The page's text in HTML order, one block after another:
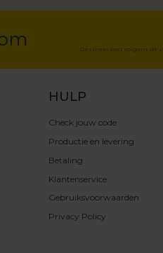
Gesprekskost volgens de
HULP
Check jouw code
Productie en levering
Betaling
Klantenservice
Gebruiksvoorwaarden
Privacy Policy